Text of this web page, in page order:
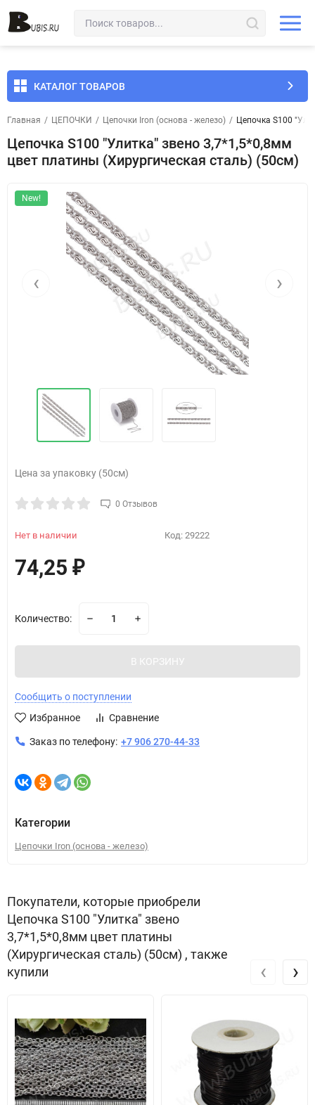
КАТАЛОГ ТОВАРОВ
Главная / ЦЕПОЧКИ / Цепочки Iron (основа - железо) / Цепочка S100
Цепочка S100 "Улитка" звено 3,7*1,5*0,8мм
цвет платины (Хирургическая сталь) (50см)
New!
‹ ›
Цена за упаковку (50см)
0 Отзывов
Нет в наличии Код: 29222
74,25 ₽
Количество:
В КОРЗИНУ
Сообщить о поступлении
Избранное
Сравнение
Заказ по телефону: +7 906 270-44-33
Категории
Цепочки Iron (основа - железо)
Покупатели, которые приобрели
Цепочка S100 "Улитка" звено
3,7*1,5*0,8мм цвет платины
(Хирургическая сталь) (50см) , также
купили
‹ ›